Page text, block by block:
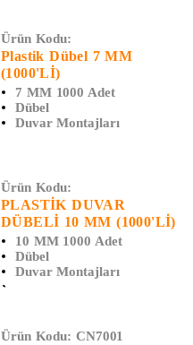
Ürün Kodu:
Plastik Dübel 7 MM
(1000'Lİ)
7 MM 1000 Adet
Dübel
Duvar Montajları
Ürün Kodu:
PLASTİK DUVAR
DÜBELİ 10 MM (1000'Lİ)
10 MM 1000 Adet
Dübel
Duvar Montajları
Ürün Kodu: CN7001